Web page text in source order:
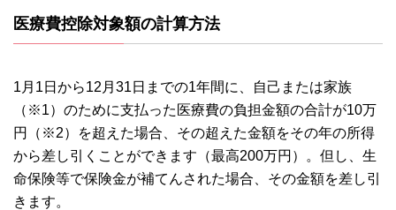
医療費控除対象額の計算方法
1月1日から12月31日までの1年間に、自己または家族
（※1）のために支払った医療費の負担金額の合計が10万
円（※2）を超えた場合、その超えた金額をその年の所得
から差し引くことができます（最高200万円）。但し、生
命保険等で保険金が補てんされた場合、その金額を差し引
きます。